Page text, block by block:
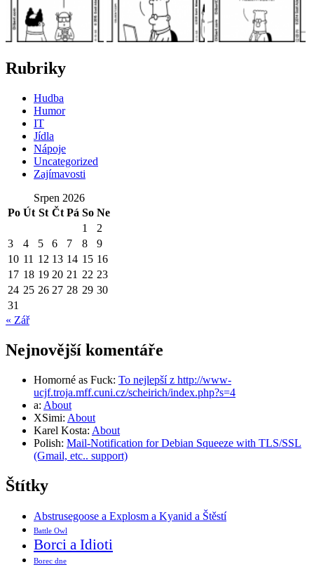
Rubriky
Hudba
Humor
IT
Jídla
Nápoje
Uncategorized
Zajímavosti
Srpen 2026
Po Út St Čt Pá So Ne
1
2
3
4 5 6 7 8
9
10 11 12 13 14 15 16
17 18 19 20 21 22 23
24 25 26 27 28 29 30
31
« Zář
Nejnovější komentáře
Homorné as Fuck: To nejlepší z http://www-
ucjf.troja.mff.cuni.cz/scheirich/index.php?s=4
a: About
XSimi: About
Karel Kosta: About
Polish: Mail-Notification for Debian Squeeze with TLS/SSL
(Gmail, etc.. support)
Štítky
Abstrusegoose a Explosm a Kyanid a Štěstí
Battle Owl
Borci a Idioti
Borec dne